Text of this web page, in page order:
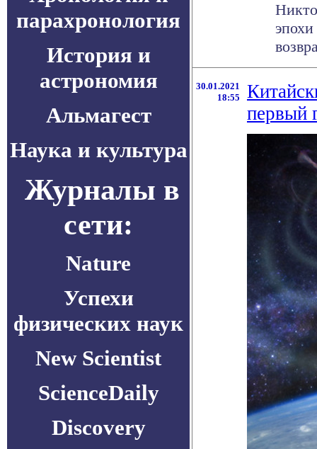
парахронология
История и
астрономия
Альмагест
Наука и культура
Журналы в
сети:
Nature
Успехи
физических наук
New Scientist
ScienceDaily
Discovery
30.01.2021
18:55
первый